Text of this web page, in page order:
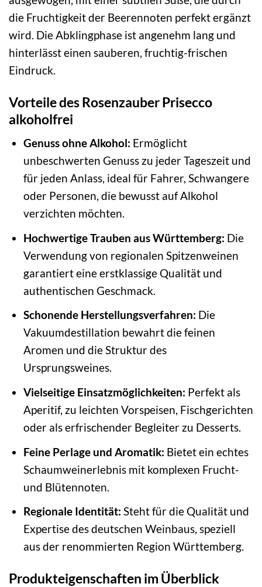
die Fruchtigkeit der Beerennoten perfekt ergänzt
wird. Die Abklingphase ist angenehm lang und
hinterlässt einen sauberen, fruchtig-frischen
Eindruck.
Vorteile des Rosenzauber Prisecco
alkoholfrei
Genuss ohne Alkohol: Ermöglicht
unbeschwerten Genuss zu jeder Tageszeit und
für jeden Anlass, ideal für Fahrer, Schwangere
oder Personen, die bewusst auf Alkohol
verzichten möchten.
Hochwertige Trauben aus Württemberg: Die
Verwendung von regionalen Spitzenweinen
garantiert eine erstklassige Qualität und
authentischen Geschmack.
Schonende Herstellungsverfahren: Die
Vakuumdestillation bewahrt die feinen
Aromen und die Struktur des
Ursprungsweines.
Vielseitige Einsatzmöglichkeiten: Perfekt als
Aperitif, zu leichten Vorspeisen, Fischgerichten
oder als erfrischender Begleiter zu Desserts.
Feine Perlage und Aromatik: Bietet ein echtes
Schaumweinerlebnis mit komplexen Frucht-
und Blütennoten.
Regionale Identität: Steht für die Qualität und
Expertise des deutschen Weinbaus, speziell
aus der renommierten Region Württemberg.
Produkteigenschaften im Überblick